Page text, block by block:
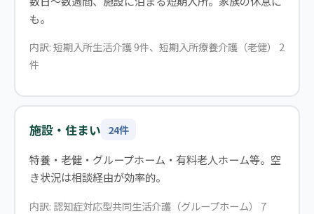
も。
内訳: 短期入所生活介護 9件、短期入所療養介護（老健） 2
件
施設・住まい 24件
特養・老健・グループホーム・有料老人ホーム等。空
き状況は相談経由が効率的。
内訳: 認知症対応型共同生活介護（グループホーム） 7